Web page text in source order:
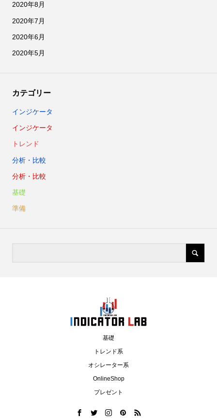
2020年8月
2020年7月
2020年6月
2020年5月
カテゴリー
インジケータ
インジケータ
トレンド
分析・比較
分析・比較
基礎
準備
基礎
トレンド系
オシレーター系
OnlineShop
プレゼント